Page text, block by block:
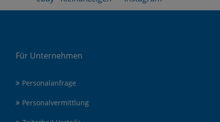
Für Unternehmen
Personalanfrage
Personalvermittlung